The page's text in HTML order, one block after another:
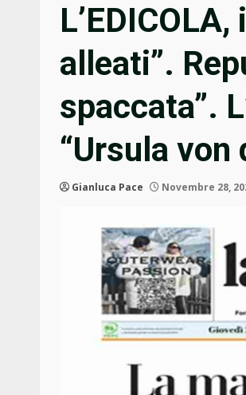
alleati”.
spaccata”.
“Ursula von
Gianluca Pace Novembre 28,